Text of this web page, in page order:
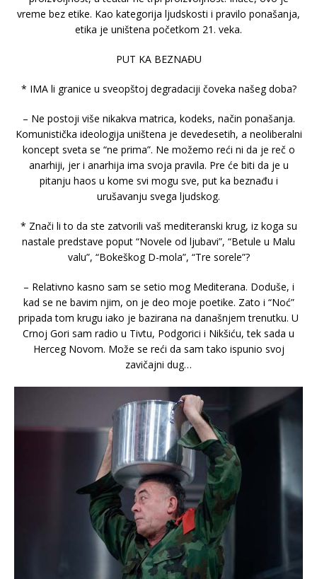
vreme bez etike. Kao kategorija ljudskosti i pravilo ponašanja,
etika je uništena početkom 21. veka.
PUT KA BEZNAĐU
* IMA li granice u sveopštoj degradaciji čoveka našeg doba?
– Ne postoji više nikakva matrica, kodeks, način ponašanja.
Komunistička ideologija uništena je devedesetih, a neoliberalni
koncept sveta se “ne prima”. Ne možemo reći ni da je reč o
anarhiji, jer i anarhija ima svoja pravila. Pre će biti da je u
pitanju haos u kome svi mogu sve, put ka beznađu i
urušavanju svega ljudskog.
* Znači li to da ste zatvorili vaš mediteranski krug, iz koga su
nastale predstave poput “Novele od ljubavi”, “Betule u Malu
valu”, “Bokeškog D-mola”, “Tre sorele”?
– Relativno kasno sam se setio mog Mediterana. Doduše, i
kad se ne bavim njim, on je deo moje poetike. Zato i “Noć”
pripada tom krugu iako je bazirana na današnjem trenutku. U
Crnoj Gori sam radio u Tivtu, Podgorici i Nikšiću, tek sada u
Herceg Novom. Može se reći da sam tako ispunio svoj
zavičajni dug…